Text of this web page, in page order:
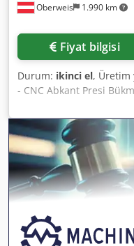
Oberweis 1.990 km
Fiyat bilgisi
Durum: ikinci el, Üretim
- CNC Abkant Presi
160 ton - Cybelec DNC
güvenlik sistemi -
özelliği - Çok sayıda
Çalışma saati: 7266 -
Üretim yılı: 2007 Teknik
Tabla uzunluğu: 3150
mm - Çalışma
yüksekliği: 465 mm -
200 mm - Yaklaşma